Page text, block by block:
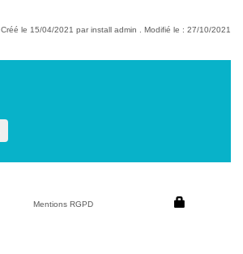
Créé le 15/04/2021 par install admin . Modifié le : 27/10/2021
Mentions RGPD